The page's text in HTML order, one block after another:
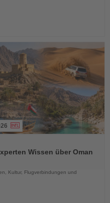
Wissen über Oman
Kultur, Flugverbindungen und